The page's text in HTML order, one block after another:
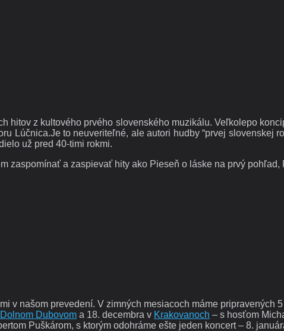
hitov z kultového prvého slovenského muzikálu. Veľkolepo
Lúčnica.Je to neuveriteľné, ale autori hudby “prvej slovenskej
už pred 40-timi rokmi.
zaspomínať a zaspievať hity ako Pieseň o láske na prvý
v našom prevedení. V zimných mesiacoch máme pripravených
Dolnom Dubovom a 18. decembra v Krakovanoch – s hosťom
Puškárom, s ktorým odohráme ešte jeden koncert – 8.